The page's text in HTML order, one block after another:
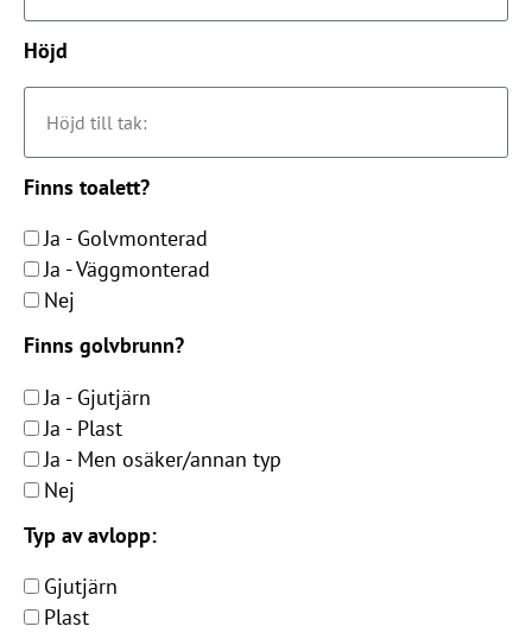
Höjd
Finns toalett?
Ja - Golvmonterad
Ja - Väggmonterad
Nej
Finns golvbrunn?
Ja - Gjutjärn
Ja - Plast
Ja - Men osäker/annan typ
Nej
Typ av avlopp:
Gjutjärn
Plast